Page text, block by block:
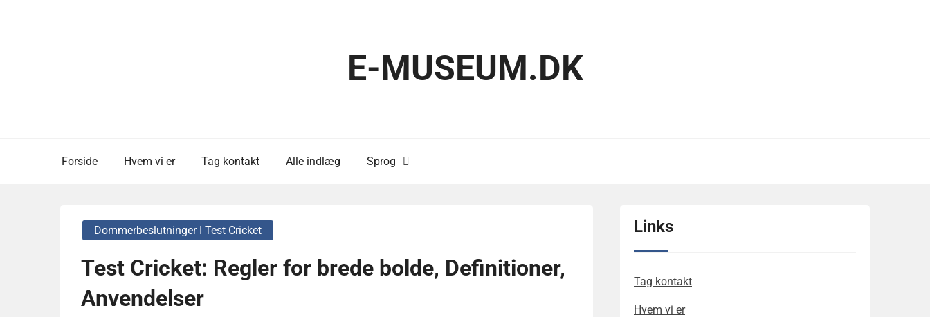
E-MUSEUM.DK
Forside Hvem vi er Tag kontakt Alle indlæg Sprog
Dommerbeslutninger I Test Cricket
Test Cricket: Regler for brede bolde, Definitioner,
Anvendelser
Links
Tag kontakt
Hvem vi er